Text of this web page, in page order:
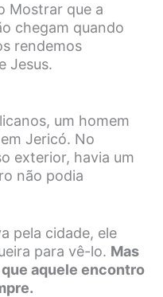
Mostrar que a
chegam quando
rendemos
Jesus.
um homem
Jericó. No
exterior, havia um
não podia
pela cidade, ele
para vê-lo. Mas
aquele encontro